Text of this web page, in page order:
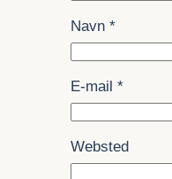
Navn *
E-mail *
Websted